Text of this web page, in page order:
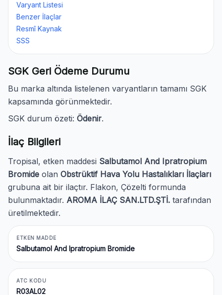
Varyant Listesi
Benzer İlaçlar
Resmî Kaynak
SSS
SGK Geri Ödeme Durumu
Bu marka altında listelenen varyantların tamamı SGK
kapsamında görünmektedir.
SGK durum özeti: Ödenir.
İlaç Bilgileri
Tropisal, etken maddesi Salbutamol And Ipratropium
Bromide olan Obstrüktif Hava Yolu Hastalıkları İlaçları
grubuna ait bir ilaçtır. Flakon, Çözelti formunda
bulunmaktadır. AROMA İLAÇ SAN.LTD.ŞTİ. tarafından
üretilmektedir.
ETKEN MADDE
Salbutamol And Ipratropium Bromide
ATC KODU
R03AL02